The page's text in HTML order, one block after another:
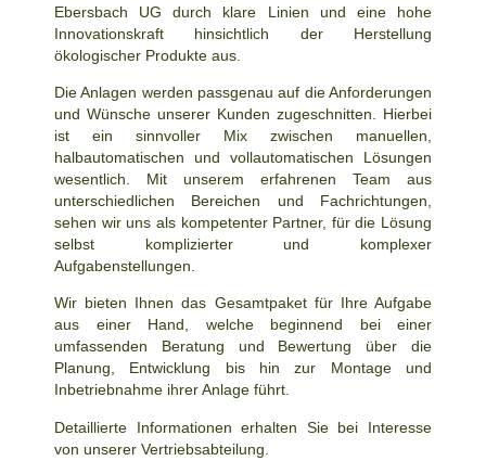
Ebersbach UG durch klare Linien und eine hohe
Innovationskraft hinsichtlich der Herstellung
ökologischer Produkte aus.
Die Anlagen werden passgenau auf die Anforderungen
und Wünsche unserer Kunden zugeschnitten. Hierbei
ist ein sinnvoller Mix zwischen manuellen,
halbautomatischen und vollautomatischen Lösungen
wesentlich. Mit unserem erfahrenen Team aus
unterschiedlichen Bereichen und Fachrichtungen,
sehen wir uns als kompetenter Partner, für die Lösung
selbst komplizierter und komplexer
Aufgabenstellungen.
Wir bieten Ihnen das Gesamtpaket für Ihre Aufgabe
aus einer Hand, welche beginnend bei einer
umfassenden Beratung und Bewertung über die
Planung, Entwicklung bis hin zur Montage und
Inbetriebnahme ihrer Anlage führt.
Detaillierte Informationen erhalten Sie bei Interesse
von unserer Vertriebsabteilung.